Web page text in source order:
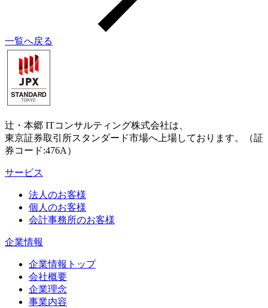
一覧へ戻る
辻・本郷 ITコンサルティング株式会社は、
東京証券取引所スタンダード市場へ上場しております。（証
券コード:476A）
サービス
法人のお客様
個人のお客様
会計事務所のお客様
企業情報
企業情報トップ
会社概要
企業理念
事業内容